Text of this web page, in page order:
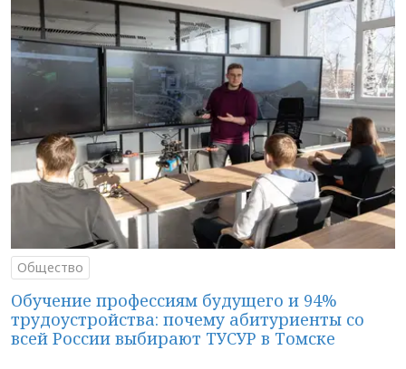
Общество
Обучение профессиям будущего и 94%
трудоустройства: почему абитуриенты со
всей России выбирают ТУСУР в Томске